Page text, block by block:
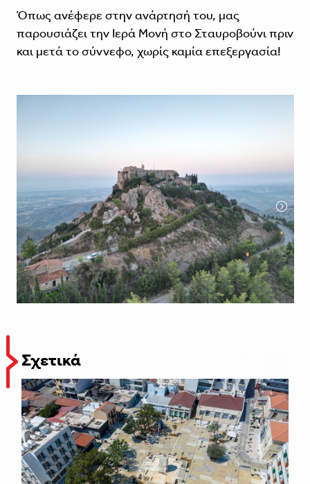
Όπως ανέφερε στην ανάρτησή του, μας
παρουσιάζει την Ιερά Μονή στο Σταυροβούνι πριν
και μετά το σύννεφο, χωρίς καμία επεξεργασία!
Σχετικά